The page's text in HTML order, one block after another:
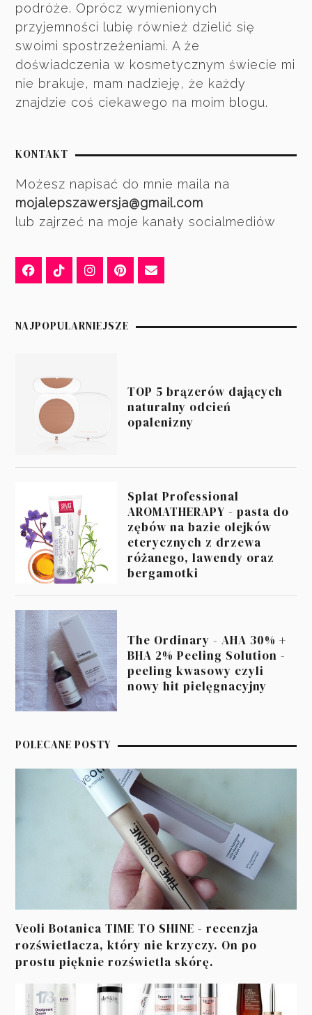
podróże. Oprócz wymienionych
przyjemności lubię również dzielić się
swoimi spostrzeżeniami. A że
doświadczenia w kosmetycznym świecie mi
nie brakuje, mam nadzieję, że każdy
znajdzie coś ciekawego na moim blogu.
KONTAKT
Możesz napisać do mnie maila na
mojalepszawersja@gmail.com
lub zajrzeć na moje kanały socialmediów
NAJPOPULARNIEJSZE
TOP 5 brązerów dających
naturalny odcień
opalenizny
Splat Professional
AROMATHERAPY - pasta do
zębów na bazie olejków
eterycznych z drzewa
różanego, lawendy oraz
bergamotki
The Ordinary - AHA 30% +
BHA 2% Peeling Solution -
peeling kwasowy czyli
nowy hit pielęgnacyjny
POLECANE POSTY
Veoli Botanica TIME TO SHINE - recenzja
rozświetlacza, który nie krzyczy. On po
prostu pięknie rozświetla skórę.